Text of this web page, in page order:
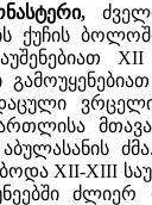
ქუჩის
XII-XIII